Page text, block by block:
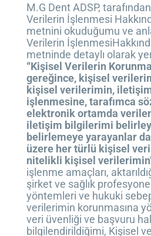
M.G Dent ADSP,
Verilerin İşlenmesi
metnini okuduğumu ve
Verilerin
metninde detaylı olarak
“Kişisel Verilerin
gereğince, kişisel
kişisel verilerimin,
işlenmesine, tarafımca
elektronik ortamda
iletişim bilgilerimi
belirlemeye yarayanlar
üzere her türlü kişisel
nitelikli kişisel
işlenme amaçları,
şirket ve sağlık
yöntemleri ve hukuki
verilerimin korunmasına
veri üvenliği ve başvuru
bilgilendirildiğimi, Kişisel